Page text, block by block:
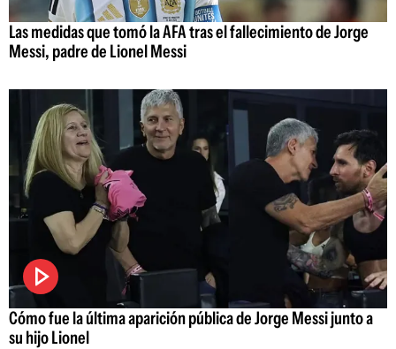
Las medidas que tomó la AFA tras el fallecimiento de Jorge
Messi, padre de Lionel Messi
Cómo fue la última aparición pública de Jorge Messi junto a
su hijo Lionel